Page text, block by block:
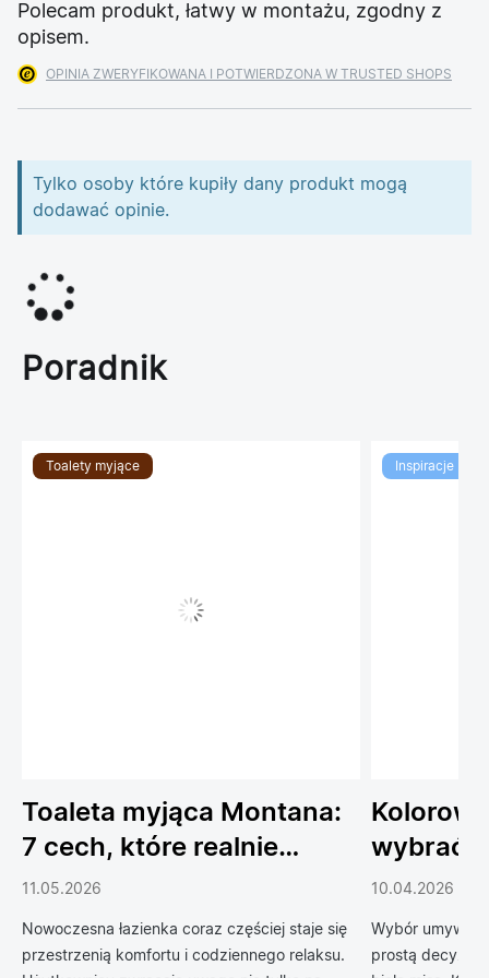
Polecam produkt, łatwy w montażu, zgodny z
opisem.
OPINIA ZWERYFIKOWANA I POTWIERDZONA W TRUSTED SHOPS
Tylko osoby które kupiły dany produkt mogą
dodawać opinie.
Poradnik
Toalety myjące
Toaleta myjąca Montana:
7 cech, które realnie
podnoszą komfort
codziennego życia
11.05.2026
Nowoczesna łazienka coraz częściej staje się
przestrzenią komfortu i codziennego relaksu.
Inspiracje
wybrać
do
10.04.2026
Wybór
prostą decyzją